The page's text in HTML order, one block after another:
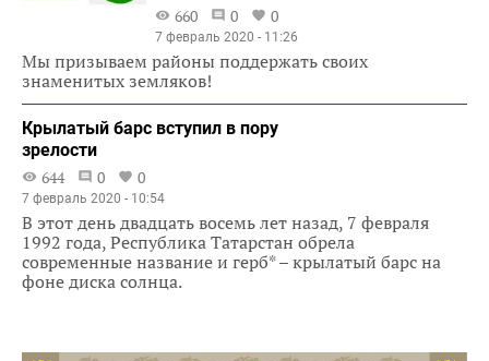
660
0 0
7 февраль 2020 - 11:26
Мы призываем районы поддержать своих
знаменитых земляков!
Крылатый барс вступил в пору
зрелости
644
0 0
7 февраль 2020 - 10:54
В этот день двадцать восемь лет назад, 7 февраля
1992 года, Республика Татарстан обрела
современные название и герб* – крылатый барс на
фоне диска солнца.